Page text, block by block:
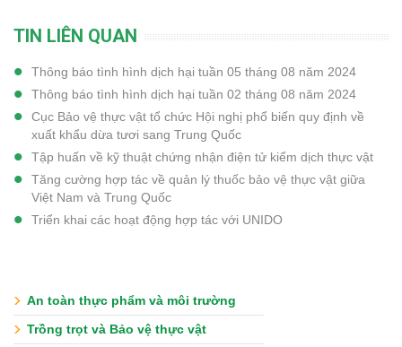
TIN LIÊN QUAN
Thông báo tình hình dịch hại tuần 05 tháng 08 năm 2024
Thông báo tình hình dịch hại tuần 02 tháng 08 năm 2024
Cục Bảo vệ thực vật tổ chức Hội nghị phổ biến quy định về
xuất khẩu dừa tươi sang Trung Quốc
Tập huấn về kỹ thuật chứng nhận điện tử kiểm dịch thực vật
Tăng cường hợp tác về quản lý thuốc bảo vệ thực vật giữa
Việt Nam và Trung Quốc
Triển khai các hoạt động hợp tác với UNIDO
An toàn thực phẩm và môi trường
Trồng trọt và Bảo vệ thực vật